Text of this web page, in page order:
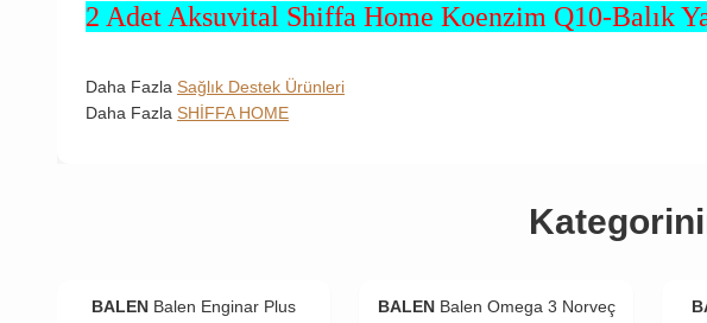
2 Adet Aksuvital Shiffa Home Koenzim Q10-Balık
Daha Fazla Sağlık Destek Ürünleri
Daha Fazla SHİFFA HOME
BALEN Balen Enginar Plus
BALEN Balen Omega 3 Norveç